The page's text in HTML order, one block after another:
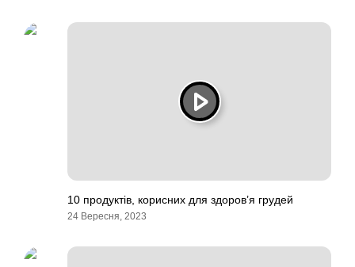
10 продуктів, корисних для здоров’я грудей
24 Вересня, 2023